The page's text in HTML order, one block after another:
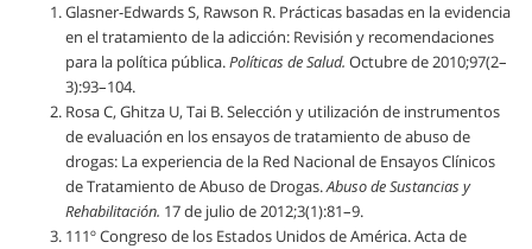
Glasner-Edwards S, Rawson R. Prácticas basadas en la evidencia
en el tratamiento de la adicción: Revisión y recomendaciones
para la política pública.Políticas de Salud. Octubre de 2010;97(2–
3):93–104.
Rosa C, Ghitza U, Tai B. Selección y utilización de instrumentos
de evaluación en los ensayos de tratamiento de abuso de
drogas: La experiencia de la Red Nacional de Ensayos Clínicos
de Tratamiento de Abuso de Drogas.Abuso de Sustancias y
Rehabilitación. 17 de julio de 2012;3(1):81–9.
111º Congreso de los Estados Unidos de América. Acta de